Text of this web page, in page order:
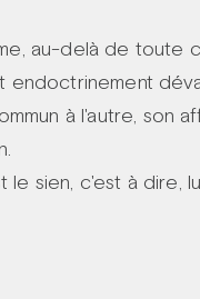
au-delà de toute
à l'autre, son
le sien, c'est à dire,